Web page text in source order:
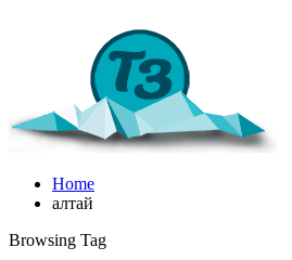
Home
алтай
Browsing Tag